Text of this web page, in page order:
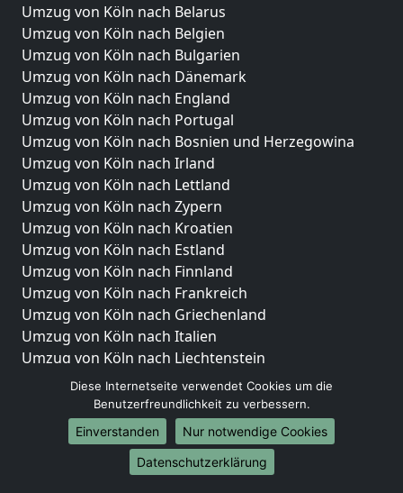
Umzug von Köln nach Belarus
Umzug von Köln nach Belgien
Umzug von Köln nach Bulgarien
Umzug von Köln nach Dänemark
Umzug von Köln nach England
Umzug von Köln nach Portugal
Umzug von Köln nach Bosnien und Herzegowina
Umzug von Köln nach Irland
Umzug von Köln nach Lettland
Umzug von Köln nach Zypern
Umzug von Köln nach Kroatien
Umzug von Köln nach Estland
Umzug von Köln nach Finnland
Umzug von Köln nach Frankreich
Umzug von Köln nach Griechenland
Umzug von Köln nach Italien
Umzug von Köln nach Liechtenstein
Umzug von Köln nach Luxemburg
Umzug von Köln nach Niederlande
Umzug von Köln nach Norwegen
Umzüge-Deutschlandweit
Diese Internetseite verwendet Cookies um die
Benutzerfreundlichkeit zu verbessern.
Einverstanden
Nur notwendige Cookies
Datenschutzerklärung